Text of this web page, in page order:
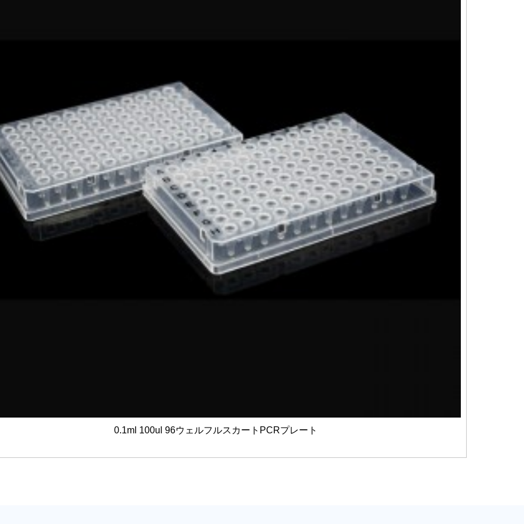
0.1ml 100ul 96ウェルフルスカートPCRプレート